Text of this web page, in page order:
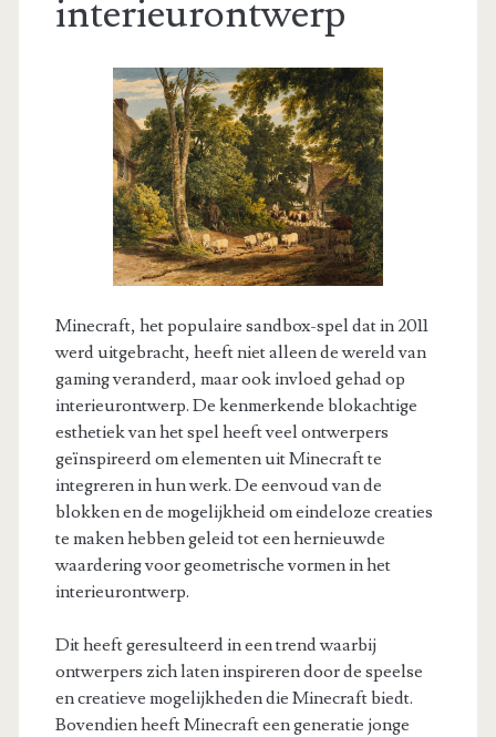
interieurontwerp
Minecraft, het populaire sandbox-spel dat in 2011
werd uitgebracht, heeft niet alleen de wereld van
gaming veranderd, maar ook invloed gehad op
interieurontwerp. De kenmerkende blokachtige
esthetiek van het spel heeft veel ontwerpers
geïnspireerd om elementen uit Minecraft te
integreren in hun werk. De eenvoud van de
blokken en de mogelijkheid om eindeloze creaties
te maken hebben geleid tot een hernieuwde
waardering voor geometrische vormen in het
interieurontwerp.
Dit heeft geresulteerd in een trend waarbij
ontwerpers zich laten inspireren door de speelse
en creatieve mogelijkheden die Minecraft biedt.
Bovendien heeft Minecraft een generatie jonge